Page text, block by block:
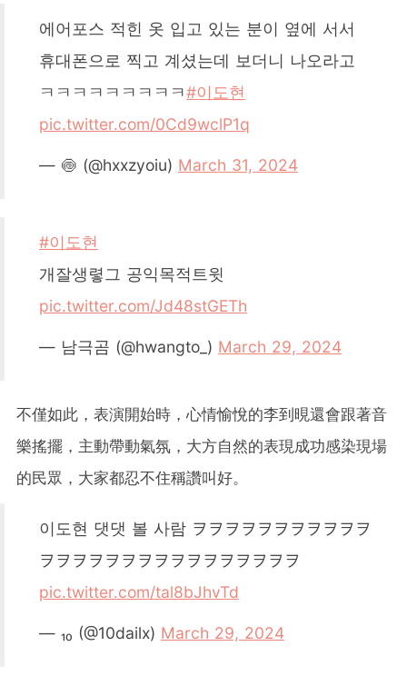
에어포스 적힌 옷 입고 있는 분이 옆에 서서
휴대폰으로 찍고 계셨는데 보더니 나오라고
ㅋㅋㅋㅋㅋㅋㅋㅋㅋ#이도현
pic.twitter.com/0Cd9wclP1q
— 🍥 (@hxxzyoiu) March 31, 2024
#이도현
개잘생렿그 공익목적트윗
pic.twitter.com/Jd48stGETh
— 남극곰 (@hwangto_) March 29, 2024
不僅如此，表演開始時，心情愉悅的李到晛還會跟著音
樂搖擺，主動帶動氣氛，大方自然的表現成功感染現場
的民眾，大家都忍不住稱讚叫好。
이도현 댓댓 볼 사람 ヲヲヲヲヲヲヲヲヲヲヲ
ヲヲヲヲヲヲヲヲヲヲヲヲヲヲヲヲ
pic.twitter.com/tal8bJhvTd
— ₁₀ (@10dailx) March 29, 2024